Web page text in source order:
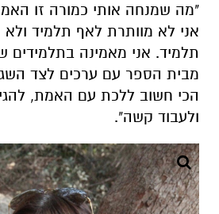
"מה שמנחה אותי כמורה זו
אני לא מוותרת לאף תלמיד
תלמיד. אני מאמינה בתלמידים
מבית הספר עם ערכים לצד
הכי חשוב ללכת עם האמת,
ולעבוד קשה".